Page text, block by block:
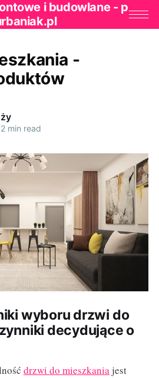
i budowlane - p
-
2 min read
wyboru drzwi do
decydujące o
drzwi do mieszkaniajest